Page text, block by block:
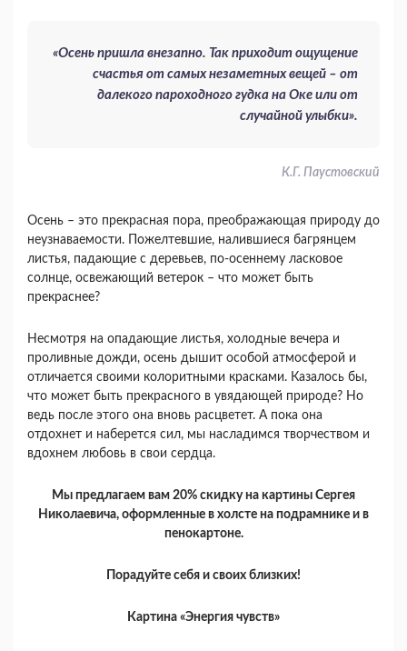
«Осень пришла внезапно. Так приходит ощущение
счастья от самых незаметных вещей – от
далекого пароходного гудка на Оке или от
случайной улыбки».
К.Г. Паустовский
Осень – это прекрасная пора, преображающая природу до
неузнаваемости. Пожелтевшие, налившиеся багрянцем
листья, падающие с деревьев, по-осеннему ласковое
солнце, освежающий ветерок – что может быть
прекраснее?
Несмотря на опадающие листья, холодные вечера и
проливные дожди, осень дышит особой атмосферой и
отличается своими колоритными красками. Казалось бы,
что может быть прекрасного в увядающей природе? Но
ведь после этого она вновь расцветет. А пока она
отдохнет и наберется сил, мы насладимся творчеством и
вдохнем любовь в свои сердца.
Мы предлагаем вам 20% скидку на картины Сергея
Николаевича, оформленные в холсте на подрамнике и в
пенокартоне.
Порадуйте себя и своих близких!
Картина «Энергия чувств»